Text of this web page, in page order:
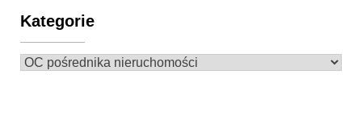
Kategorie
Kategorie